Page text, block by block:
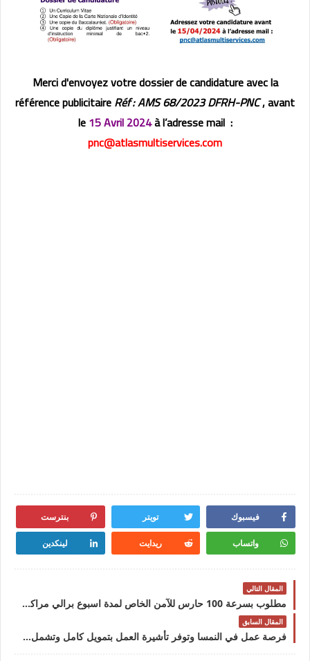
Merci d'envoyez votre dossier de candidature avec la
référence publicitaireRéf : AMS 68/2023 DFRH-PNC,avant
le15 Avril2024à l’adresse mail :
pnc@atlasmultiservices.com
فيسبوك تويتر بنترست
واتساب ريدايت لينكدين
المقال التالي
مطلوب بسرعة 100 حارس للآمن الخاص لمدة اسبوع برالي مراكش الدولي 2024
المقال السابق
فرصة عمل في النمسا وتوفر تأشيرة العمل بتمويل كامل وتشمل مرتب شهري والإقامة ومميزات أخرى 2024